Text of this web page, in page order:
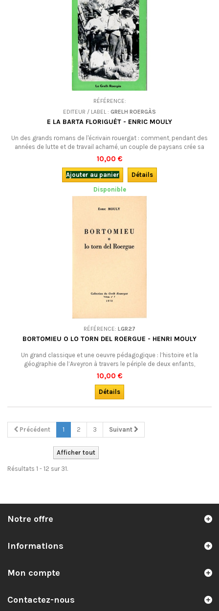
RÉFÉRENCE:
EDITEUR / LABEL : GRELH ROERGÀS
E LA BARTA FLORIGUÈT - ENRIC MOULY
Un des grands romans de l'écrivain rouergat : comment, pendant des
années de lutte et de travail acharné, un couple de paysans crée sa
ferme.LIVRE NEUF (fin de stock), 2e édition de 1979. VENDU !
10,00 €
Ajouter au panier
Détails
Disponible
RÉFÉRENCE: LGR27
BORTOMIEU O LO TORN DEL ROERGUE - HENRI MOULY
Un grand classique et une oeuvre pédagogique : l’histoire et la
géographie de l’Aveyron à travers le périple de deux enfants,
accompagnés d’un âne savant, autrement dit, le tour du Rouergue par
deux enfants. EDITION ORIGINALE (NEUVE) de 1973. VENDU !
10,00 €
Détails
Précédent 1 2 3 Suivant
Afficher tout
Résultats 1 - 12 sur 31.
Notre offre
Informations
Mon compte
Contactez-nous